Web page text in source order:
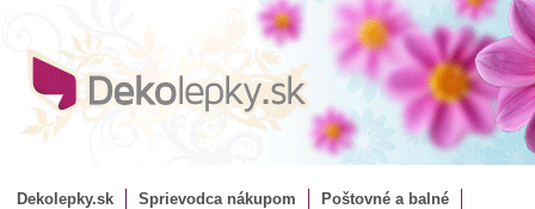
Dekolepky.sk Sprievodca nákupom
Poštovné a balné